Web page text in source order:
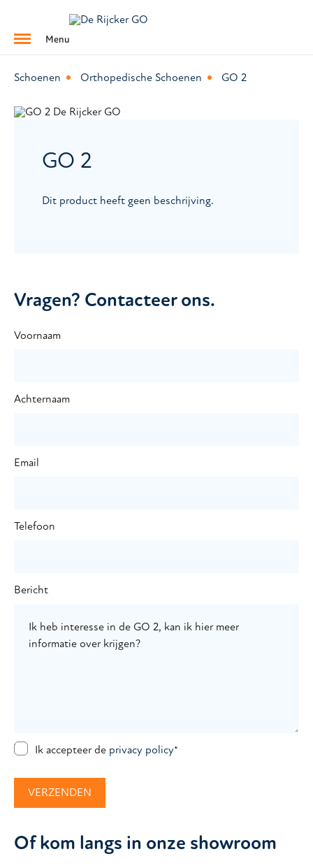
Menu
Schoenen Orthopedische Schoenen GO 2
GO 2
Dit product heeft geen beschrijving.
Vragen? Contacteer ons.
Voornaam
Achternaam
Email
Telefoon
Bericht
Ik accepteer de privacy policy*
Of kom langs in onze showroom